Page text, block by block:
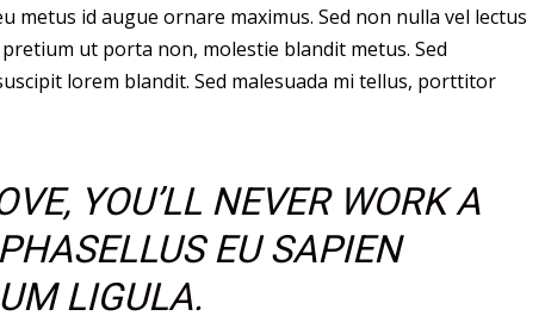
metus id augue ornare maximus. Sed non nulla vel lectus
ut porta non, molestie blandit metus. Sed
lorem blandit. Sed malesuada mi tellus, porttitor
YOU’LL NEVER WORK A
EU SAPIEN
LIGULA.